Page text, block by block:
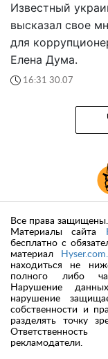
Известный
высказал свое
для
Елена Дума.
16:31 30.07
Все права защищены.
Материалы сайта
бесплатно с
материал
находиться не
полного либо
Нарушение
нарушение
собственности и
разделять точку
рекламодатели.